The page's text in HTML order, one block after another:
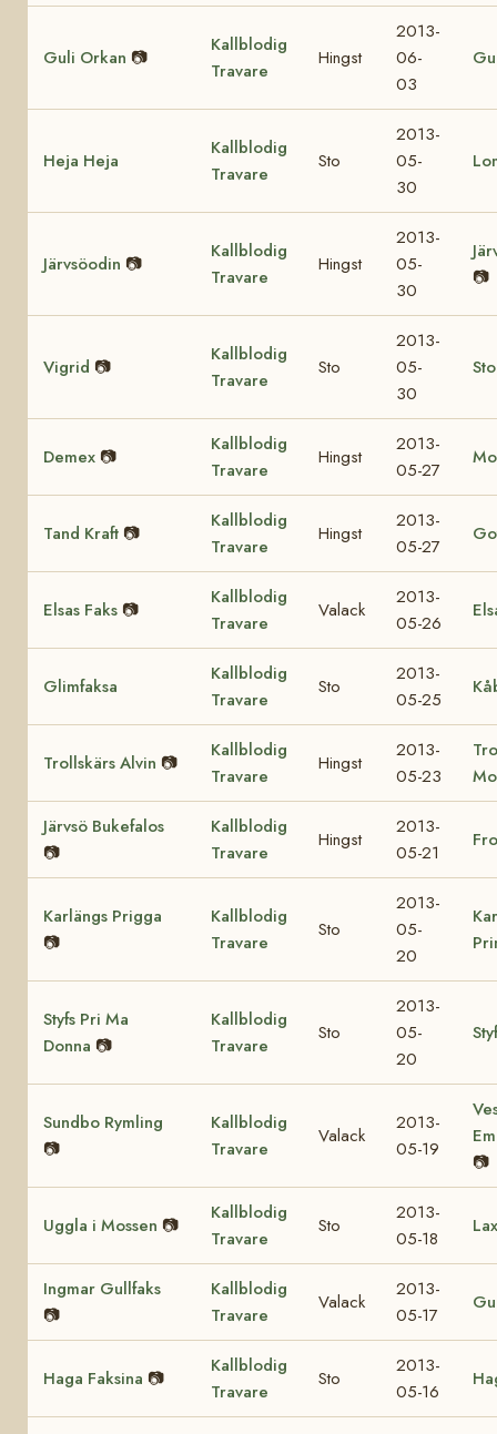
Guli Orkan 📷
Kallblodig
Travare
Hingst
2013-
06-
03
Heja Heja
Kallblodig
Travare
Sto
2013-
05-
30
Järvsöodin 📷
Kallblodig
Travare
Hingst
2013-
05-
30
📷
Vigrid 📷
Kallblodig
Travare
Sto
2013-
05-
30
Demex 📷
Kallblodig
Travare
Hingst
2013-
05-27
Tand Kraft 📷
Kallblodig
Travare
Hingst
2013-
05-27
Elsas Faks 📷
Kallblodig
Travare
Valack
2013-
05-26
Glimfaksa
Kallblodig
Travare
Sto
2013-
05-25
Trollskärs Alvin 📷
Kallblodig
Travare
Hingst
2013-
05-23
Järvsö Bukefalos
📷
Kallblodig
Travare
Hingst
2013-
05-21
Karlängs Prigga
📷
Kallblodig
Travare
Sto
2013-
05-
20
Styfs Pri Ma
Donna 📷
Kallblodig
Travare
Sto
2013-
05-
20
Sundbo Rymling
📷
Kallblodig
Travare
Valack
2013-
05-19
📷
Uggla i Mossen 📷
Kallblodig
Travare
Sto
2013-
05-18
Ingmar Gullfaks
📷
Kallblodig
Travare
Valack
2013-
05-17
Haga Faksina 📷
Kallblodig
Travare
Sto
2013-
05-16